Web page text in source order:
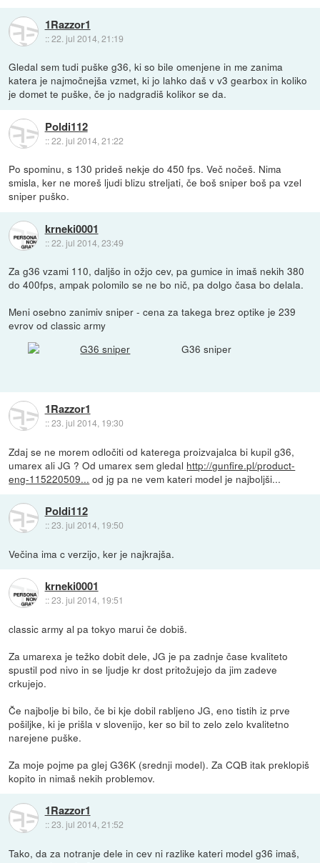
1Razzor1
::22. jul 2014, 21:19
Gledal sem tudi puške g36, ki so bile omenjene in me zanima
katera je najmočnejša vzmet, ki jo lahko daš v v3 gearbox in koliko
je domet te puške, če jo nadgradiš kolikor se da.
Poldi112
::22. jul 2014, 21:22
Po spominu, s 130 prideš nekje do 450 fps. Več nočeš. Nima
smisla, ker ne moreš ljudi blizu streljati, če boš sniper boš pa vzel
sniper puško.
krneki0001
::22. jul 2014, 23:49
Za g36 vzami 110, daljšo in ožjo cev, pa gumice in imaš nekih 380
do 400fps, ampak polomilo se ne bo nič, pa dolgo časa bo delala.
Meni osebno zanimiv sniper - cena za takega brez optike je 239
evrov od classic army
G36 sniper
1Razzor1
::23. jul 2014, 19:30
Zdaj se ne morem odločiti od katerega proizvajalca bi kupil g36,
umarex ali JG ? Od umarex sem gledal http://gunfire.pl/product-
eng-115220509... od jg pa ne vem kateri model je najboljši...
Poldi112
::23. jul 2014, 19:50
Večina ima c verzijo, ker je najkrajša.
krneki0001
::23. jul 2014, 19:51
classic army al pa tokyo marui če dobiš.
Za umarexa je težko dobit dele, JG je pa zadnje čase kvaliteto
spustil pod nivo in se ljudje kr dost pritožujejo da jim zadeve
crkujejo.
Če najbolje bi bilo, če bi kje dobil rabljeno JG, eno tistih iz prve
pošiljke, ki je prišla v slovenijo, ker so bil to zelo zelo kvalitetno
narejene puške.
Za moje pojme pa glej G36K (srednji model). Za CQB itak preklopiš
kopito in nimaš nekih problemov.
1Razzor1
::23. jul 2014, 21:52
Tako, da za notranje dele in cev ni razlike kateri model g36 imaš,